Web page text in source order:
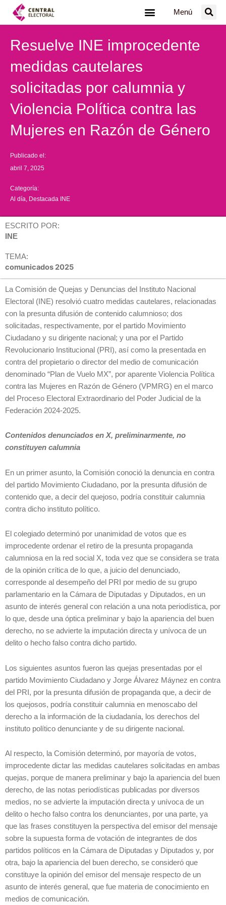
Menú
Resuelve INE improcedente
medidas cautelares
solicitadas por calumnia y
Violencia Política contra las
Mujeres en Razón de Género
Publicado el:
abril 7, 2025
Categoría:
Al día Destacada INE
ESCRITO POR:
INE
TEMA:
comunicados 2025
La Comisión de Quejas y Denuncias del Instituto Nacional
Electoral (INE) resolvió cuatro medidas cautelares, relacionadas
con la presunta difusión de contenido calumnioso; dos
solicitadas, respectivamente, por el partido Movimiento
Ciudadano y su dirigente nacional; y una por el Partido
Revolucionario Institucional (PRI), así como la presentada en
contra del propietario o director del medio de comunicación
denominado “Plan de Vuelo MX”, por aparente Violencia Política
contra las Mujeres en Razón de Género (VPMRG) en el marco
del Proceso Electoral Extraordinario del Poder Judicial de la
Federación 2024-2025.
Contenidos denunciados en X, preliminarmente, no
constituyen calumnia
En un primer asunto, la Comisión conoció la denuncia en contra
del partido Movimiento Ciudadano, por la presunta difusión de
contenido que, a decir del quejoso, podría constituir calumnia
contra dicho instituto político.
El colegiado determinó por unanimidad de votos que es
improcedente ordenar el retiro de la presunta propaganda
calumniosa en la red social X, toda vez que se considera se trata
de la opinión crítica de lo que, a juicio del denunciado,
corresponde al desempeño del PRI por medio de su grupo
parlamentario en la Cámara de Diputadas y Diputados, en un
asunto de interés general con relación a una nota periodística, por
lo que, desde una óptica preliminar y bajo la apariencia del buen
derecho, no se advierte la imputación directa y unívoca de un
delito o hecho falso contra dicho partido.
Los siguientes asuntos fueron las quejas presentadas por el
partido Movimiento Ciudadano y Jorge Álvarez Máynez en contra
del PRI, por la presunta difusión de propaganda que, a decir de
los quejosos, podría constituir calumnia en menoscabo del
derecho a la información de la ciudadanía, los derechos del
instituto político denunciante y de su dirigente nacional.
Al respecto, la Comisión determinó, por mayoría de votos,
improcedente dictar las medidas cautelares solicitadas en ambas
quejas, porque de manera preliminar y bajo la apariencia del buen
derecho, de las notas periodísticas publicadas por diversos
medios, no se advierte la imputación directa y unívoca de un
delito o hecho falso contra los denunciantes, por una parte, ya
que las frases constituyen la perspectiva del emisor del mensaje
sobre la supuesta forma de votación de integrantes de dos
partidos políticos en la Cámara de Diputadas y Diputados y, por
otra, bajo la apariencia del buen derecho, se consideró que
constituye la opinión del emisor del mensaje respecto de un
asunto de interés general, que fue materia de conocimiento en
medios de comunicación.